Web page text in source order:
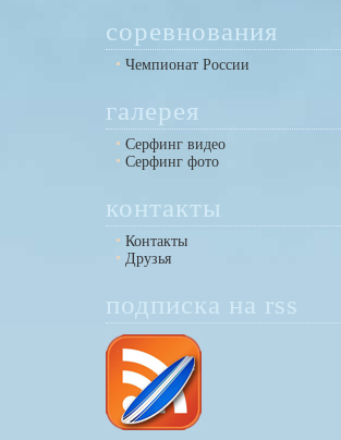
соревнования
Чемпионат России
галерея
Серфинг видео
Серфинг фото
контакты
Контакты
Друзья
подписка на rss